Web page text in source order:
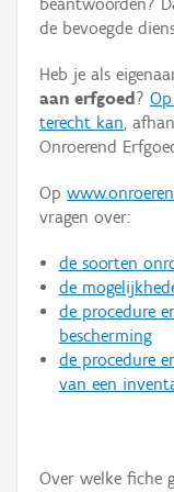
Persoon of collectief
Hergebruik
Aanmelden
de bevoegde
Heb je als
aan erfgoed ?
terecht kan,
Onroerend
Op
vragen over:
de soorten
de
de procedure
bescherming
de procedure
van een
Over welke fiche